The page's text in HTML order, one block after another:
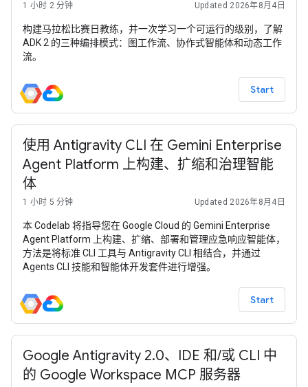
1 小时 2 分钟 Updated 2026年8月4日
构建马拉松比赛日教练，并一次学习一个可运行的级别，了解
ADK 2 的三种编排模式：图工作流、协作式智能体和动态工作
流。
Start
使用 Antigravity CLI 在 Gemini Enterprise
Agent Platform 上构建、扩缩和治理智能
体
1 小时 5 分钟 Updated 2026年8月4日
本 Codelab 将指导您在 Google Cloud 的 Gemini Enterprise
Agent Platform 上构建、扩缩、部署和管理应急响应智能体，
方法是将标准 CLI 工具与 Antigravity CLI 相结合，并通过
Agents CLI 技能和智能体开发套件进行增强。
Start
Google Antigravity 2.0、IDE 和/或 CLI 中
的 Google Workspace MCP 服务器